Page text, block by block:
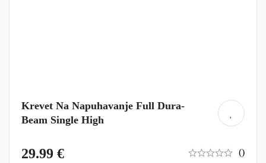
Krevet Na Napuhavanje Full Dura-
Beam Single High
29.99 € ()